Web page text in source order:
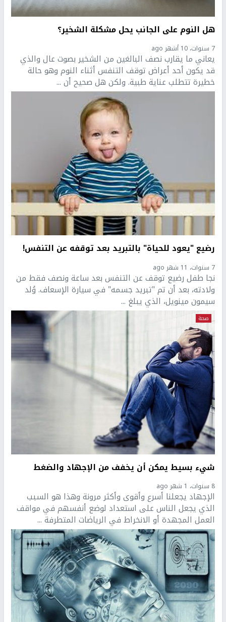
هل النوم على الجانب يحل مشكلة الشخير؟
7 سنوات، 10 أشهر ago
يعاني ما يقارب نصف البالغين من الشخير بصوت عال والذي
قد يكون أحد أعراض توقف التنفس أثناء النوم وهو حالة
خطيرة تتطلب عناية طبية. ولكن هل صحيح أن ...
رضيع "يعود للحياة" بالتبريد بعد توقفه عن التنفس!
7 سنوات، 11 شهر ago
نجا طفل رضيع توقف عن التنفس بعد ساعة ونصف فقط من
ولادته، بعد أن تم "تبريد جسمه" في سيارة الإسعاف. وُلد
سيمون مينويل، الذي يبلغ ...
صحة
شيء بسيط يمكن أن يخفف من الإجهاد والضغط
8 سنوات، 1 شهر ago
الإجهاد يجعلنا أسرع وأقوى وأكثر مرونة وهذا هو السبب
الذي يجعل الناس على استعداد لوضع أنفسهم في مواقف
العمل المجهدة أو الانخراط في الرياضات المتطرفة ...